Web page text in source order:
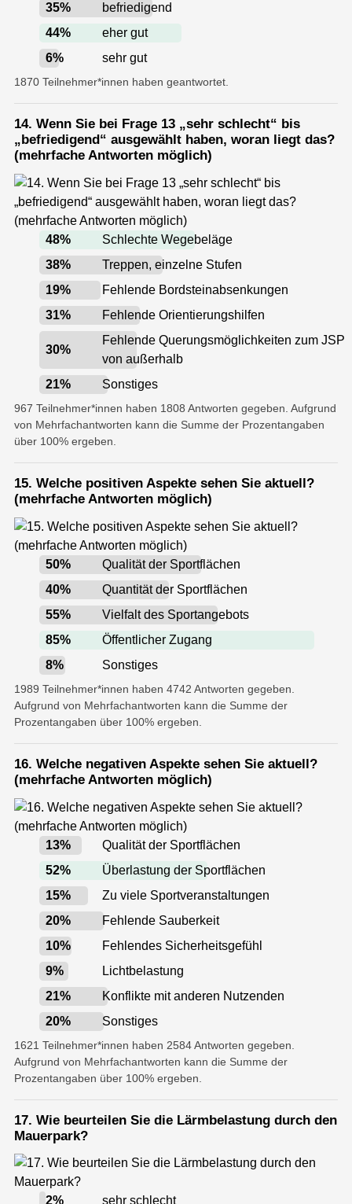
35%
befriedigend
44%
eher gut
6% sehr gut
1870 Teilnehmer*innen haben geantwortet.
14. Wenn Sie bei Frage 13 „sehr schlecht“ bis
„befriedigend“ ausgewählt haben, woran liegt das?
(mehrfache Antworten möglich)
48%
Schlechte Wegebeläge
38%
Treppen, einzelne Stufen
19%
Fehlende Bordsteinabsenkungen
31% Fehlende Orientierungshilfen
30%
Fehlende Querungsmöglichkeiten zum JSP
von außerhalb
21% Sonstiges
967 Teilnehmer*innen haben 1808 Antworten gegeben. Aufgrund
von Mehrfachantworten kann die Summe der Prozentangaben
über 100% ergeben.
15. Welche positiven Aspekte sehen Sie aktuell?
(mehrfache Antworten möglich)
50%
Qualität der Sportflächen
40%
Quantität der Sportflächen
55%
Vielfalt des Sportangebots
85%
Öffentlicher Zugang
8% Sonstiges
1989 Teilnehmer*innen haben 4742 Antworten gegeben.
Aufgrund von Mehrfachantworten kann die Summe der
Prozentangaben über 100% ergeben.
16. Welche negativen Aspekte sehen Sie aktuell?
(mehrfache Antworten möglich)
13%
Qualität der Sportflächen
52%
Überlastung der Sportflächen
15%
Zu viele Sportveranstaltungen
20%
Fehlende Sauberkeit
10%
Fehlendes Sicherheitsgefühl
9%
Lichtbelastung
21%
Konflikte mit anderen Nutzenden
20% Sonstiges
1621 Teilnehmer*innen haben 2584 Antworten gegeben.
Aufgrund von Mehrfachantworten kann die Summe der
Prozentangaben über 100% ergeben.
17. Wie beurteilen Sie die Lärmbelastung durch den
Mauerpark?
2% sehr schlecht